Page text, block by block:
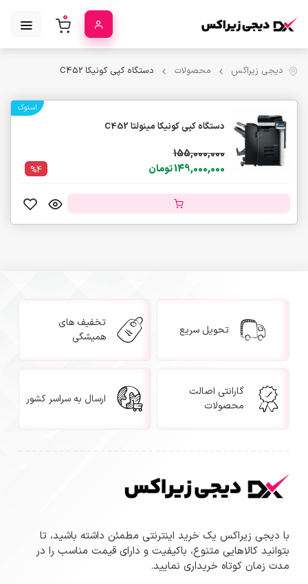
0
دیجی زیراکس محصولات دستگاه کپی کونیکا C452
استوک
دستگاه کپی کونیکا مینولتا C452
155,000,000
149,000,000 تومان
%4
تحویل سریع
تخفیف های
همیشگی
گارانتی اصالت
محصولات
ارسال به سراسر کشور
با دیجی زیراکس یک خرید اینترنتی مطمئن داشته باشید، تا
بتوانید کالاهایی متنوع، باکیفیت و دارای قیمت مناسب را در
مدت زمان کوتاه خریداری نمایید.